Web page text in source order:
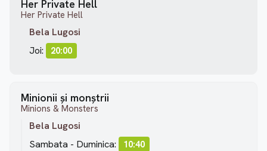
Her Private Hell
Her Private Hell
Bela Lugosi
Joi:
20:00
Minionii și monștrii
Minions & Monsters
Bela Lugosi
Sambata - Duminica:
10:40